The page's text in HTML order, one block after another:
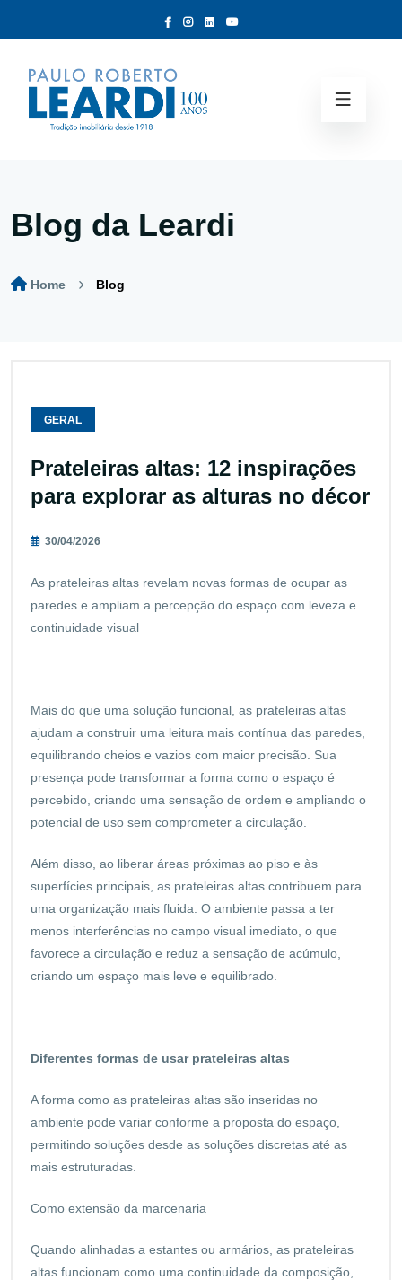
Blog da Leardi
Home Blog
GERAL
Prateleiras altas: 12 inspirações
para explorar as alturas no décor
30/04/2026
As prateleiras altas revelam novas formas de ocupar as
paredes e ampliam a percepção do espaço com leveza e
continuidade visual
Mais do que uma solução funcional, as prateleiras altas
ajudam a construir uma leitura mais contínua das paredes,
equilibrando cheios e vazios com maior precisão. Sua
presença pode transformar a forma como o espaço é
percebido, criando uma sensação de ordem e ampliando o
potencial de uso sem comprometer a circulação.
Além disso, ao liberar áreas próximas ao piso e às
superfícies principais, as prateleiras altas contribuem para
uma organização mais fluida. O ambiente passa a ter
menos interferências no campo visual imediato, o que
favorece a circulação e reduz a sensação de acúmulo,
criando um espaço mais leve e equilibrado.
Diferentes formas de usar prateleiras altas
A forma como as prateleiras altas são inseridas no
ambiente pode variar conforme a proposta do espaço,
permitindo soluções desde as soluções discretas até as
mais estruturadas.
Como extensão da marcenaria
Quando alinhadas a estantes ou armários, as prateleiras
altas funcionam como uma continuidade da composição,